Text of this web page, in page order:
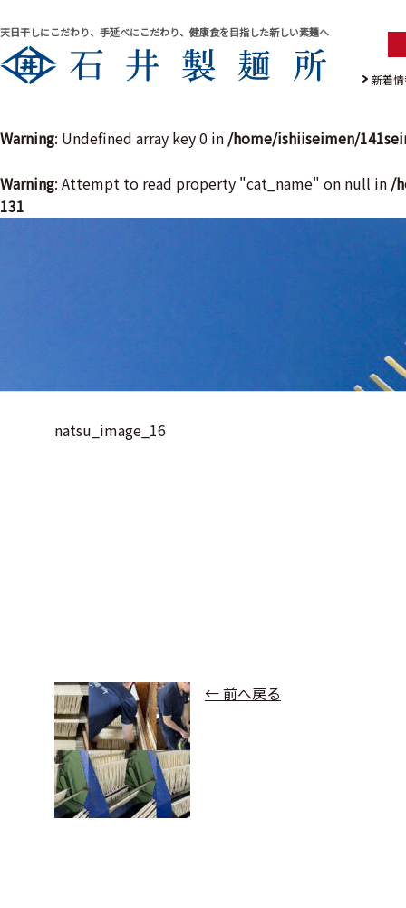
天日干しにこだわり、手延べにこだわり、健康食を目指した新しい素麺へ
新着
Warning: Undefined array key 0 in /home/ishiiseimen/
Warning: Attempt to read property "cat_name" on null in /
131
natsu_image_16
← 前へ戻る